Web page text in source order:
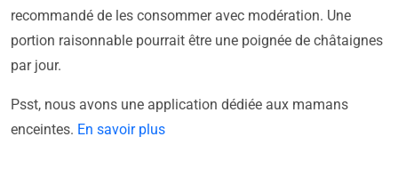
recommandé de les consommer avec modération. Une
portion raisonnable pourrait être une poignée de châtaignes
par jour.
Psst, nous avons une application dédiée aux mamans
enceintes. En savoir plus